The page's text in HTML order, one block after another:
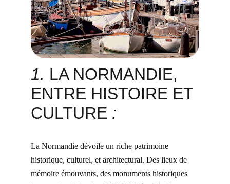
1. LA NORMANDIE,
ENTRE HISTOIRE ET
CULTURE :
La Normandie dévoile un riche patrimoine
historique, culturel, et architectural. Des lieux de
mémoire émouvants, des monuments historiques